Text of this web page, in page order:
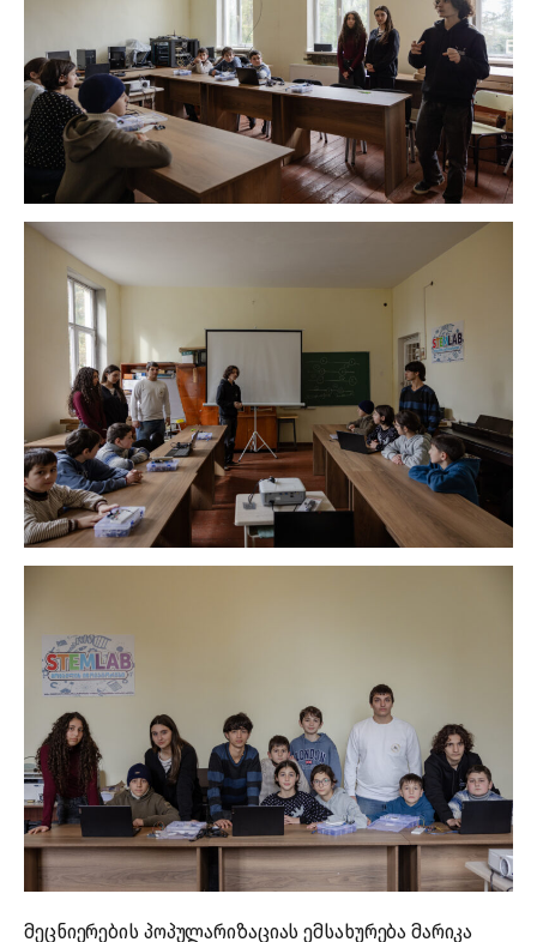
მეცნიერების პოპულარიზაციას ემსახურება მარიკა